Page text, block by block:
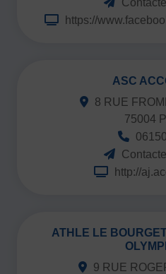
https://
ASC
8 RUE
75004
http://
ATHLE LE
9 RUE